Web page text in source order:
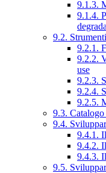
9.1.3.
9.1.4.
9.2.
9.2.1.
9.2.2.
use
9.2.3.
9.2.4.
9.2.5.
9.3.
9.4.
9.4.1.
9.4.2.
9.4.3.
9.5.